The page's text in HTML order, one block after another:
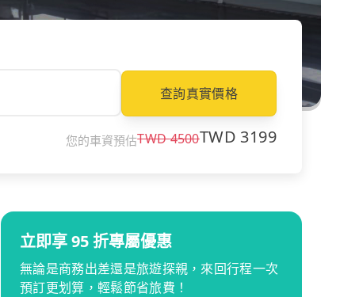
查詢真實價格
您的車資預估TWD4500TWD 3199
立即享 95 折專屬優惠
無論是商務出差還是旅遊探親，來回行程一次
預訂更划算，輕鬆節省旅費！